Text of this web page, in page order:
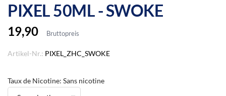
PIXEL 50ML - SWOKE
19,90 Bruttopreis
Artikel-Nr.: PIXEL_ZHC_SWOKE
Taux de Nicotine: Sans nicotine